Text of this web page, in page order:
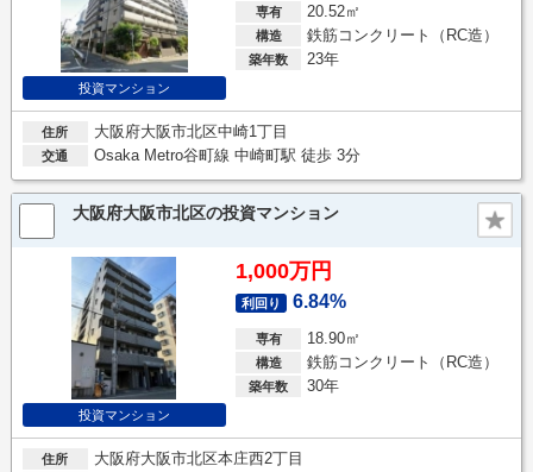
投資マンション
専有 20.52㎡
構造 鉄筋コンクリート（RC造）
築年数 23年
住所 大阪府大阪市北区中崎1丁目
交通 Osaka Metro谷町線 中崎町駅 徒歩 3分
大阪府大阪市北区の投資マンション
投資マンション
1,000万円
利回り 6.84%
専有 18.90㎡
構造 鉄筋コンクリート（RC造）
築年数 30年
住所 大阪府大阪市北区本庄西2丁目